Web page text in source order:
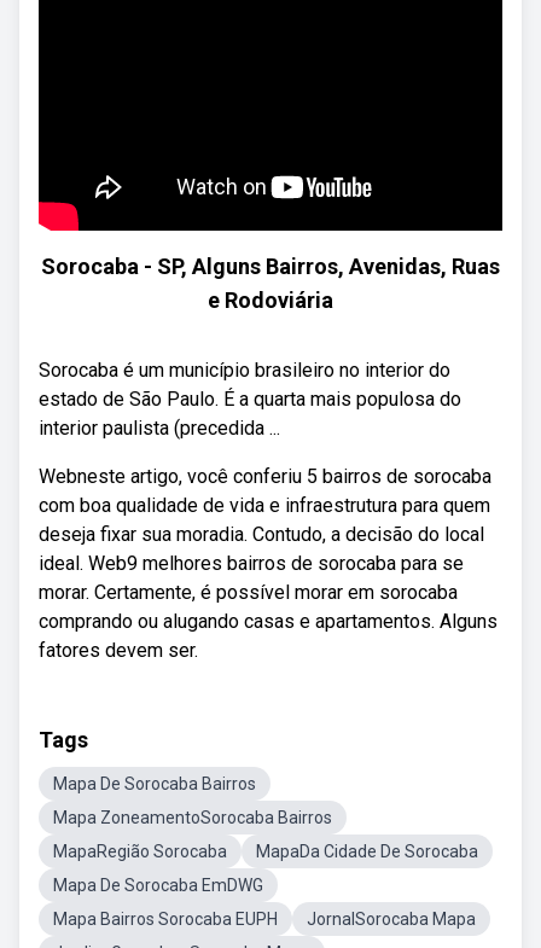
Sorocaba - SP, Alguns Bairros, Avenidas, Ruas
e Rodoviária
Sorocaba é um município brasileiro no interior do
estado de São Paulo. É a quarta mais populosa do
interior paulista (precedida ...
Webneste artigo, você conferiu 5 bairros de sorocaba
com boa qualidade de vida e infraestrutura para quem
deseja fixar sua moradia. Contudo, a decisão do local
ideal. Web9 melhores bairros de sorocaba para se
morar. Certamente, é possível morar em sorocaba
comprando ou alugando casas e apartamentos. Alguns
fatores devem ser.
Tags
Mapa De Sorocaba Bairros
Mapa ZoneamentoSorocaba Bairros
MapaRegião Sorocaba
MapaDa Cidade De Sorocaba
Mapa De Sorocaba EmDWG
Mapa Bairros Sorocaba EUPH
JornalSorocaba Mapa